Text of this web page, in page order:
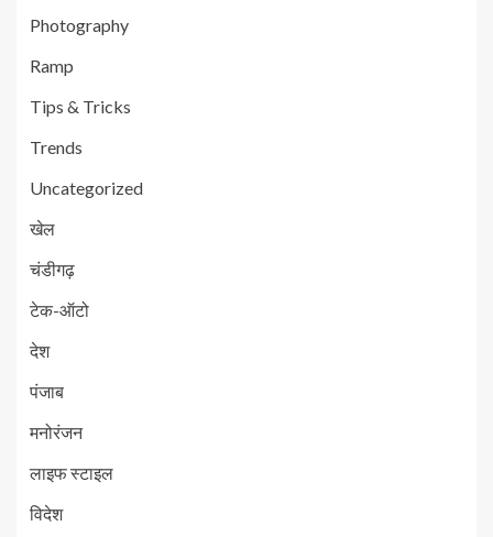
Photography
Ramp
Tips & Tricks
Trends
Uncategorized
खेल
चंडीगढ़
टेक-ऑटो
देश
पंजाब
मनोरंजन
लाइफ स्टाइल
विदेश